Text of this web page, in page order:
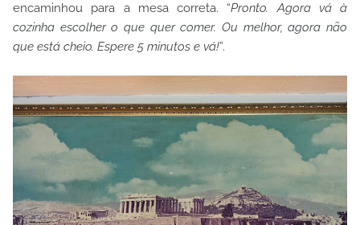
encaminhou para a mesa correta. “Pronto. Agora vá à
cozinha escolher o que quer comer. Ou melhor, agora não
que está cheio. Espere 5 minutos e vá!”.